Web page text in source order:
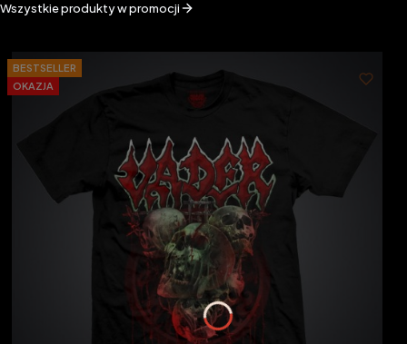
Wszystkie produkty w promocji
OKAZJA
BESTSELLER